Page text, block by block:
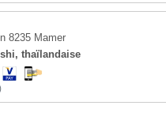
8235 Mamer
thaïlandaise